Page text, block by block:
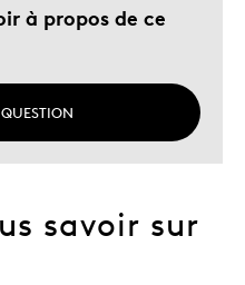
à propos de ce
savoir sur